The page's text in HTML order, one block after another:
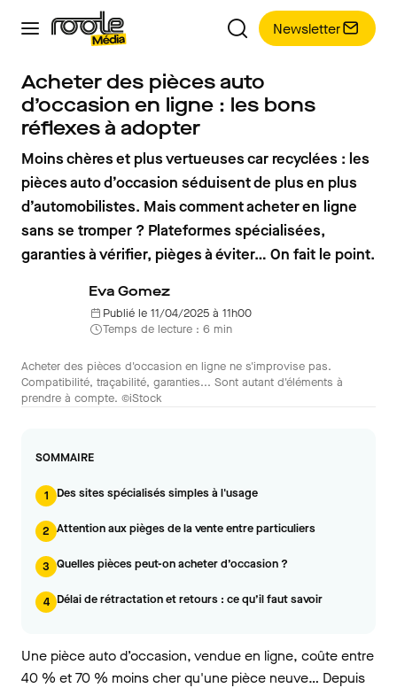
Newsletter
Acheter des pièces auto
d’occasion en ligne : les bons
réflexes à adopter
Moins chères et plus vertueuses car recyclées : les
pièces auto d’occasion séduisent de plus en plus
d’automobilistes. Mais comment acheter en ligne
sans se tromper ? Plateformes spécialisées,
garanties à vérifier, pièges à éviter… On fait le point.
Eva Gomez
Publié le 11/04/2025 à 11h00
Temps de lecture : 6 min
Acheter des pièces d'occasion en ligne ne s'improvise pas.
Compatibilité, traçabilité, garanties... Sont autant d'éléments à
prendre à compte. ©iStock
SOMMAIRE
1 Des sites spécialisés simples à l'usage
2 Attention aux pièges de la vente entre particuliers
3 Quelles pièces peut-on acheter d’occasion ?
4 Délai de rétractation et retours : ce qu’il faut savoir
Une pièce auto d’occasion, vendue en ligne, coûte entre
40 % et 70 % moins cher qu'une pièce neuve… Depuis